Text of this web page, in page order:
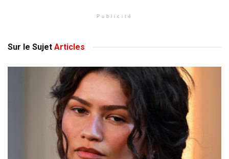
Publicité
Sur le Sujet Articles